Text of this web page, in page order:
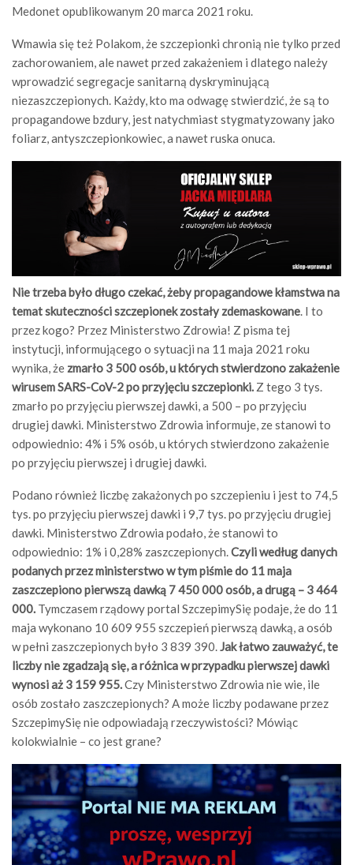
Medonet opublikowanym 20 marca 2021 roku.
Wmawia się też Polakom, że szczepionki chronią nie tylko przed
zachorowaniem, ale nawet przed zakażeniem i dlatego należy
wprowadzić segregacje sanitarną dyskryminującą
niezaszczepionych. Każdy, kto ma odwagę stwierdzić, że są to
propagandowe bzdury, jest natychmiast stygmatyzowany jako
foliarz, antyszczepionkowiec, a nawet ruska onuca.
Nie trzeba było długo czekać, żeby propagandowe kłamstwa na
temat skuteczności szczepionek zostały zdemaskowane. I to
przez kogo? Przez Ministerstwo Zdrowia! Z pisma tej
instytucji, informującego o sytuacji na 11 maja 2021 roku
wynika, że zmarło 3 500 osób, u których stwierdzono zakażenie
wirusem SARS-CoV-2 po przyjęciu szczepionki. Z tego 3 tys.
zmarło po przyjęciu pierwszej dawki, a 500 – po przyjęciu
drugiej dawki. Ministerstwo Zdrowia informuje, ze stanowi to
odpowiednio: 4% i 5% osób, u których stwierdzono zakażenie
po przyjęciu pierwszej i drugiej dawki.
Podano również liczbę zakażonych po szczepieniu i jest to 74,5
tys. po przyjęciu pierwszej dawki i 9,7 tys. po przyjęciu drugiej
dawki. Ministerstwo Zdrowia podało, że stanowi to
odpowiednio: 1% i 0,28% zaszczepionych.Czyli według danych
podanych przez ministerstwo w tym piśmie do 11 maja
zaszczepiono pierwszą dawką 7 450 000 osób, a drugą – 3 464
000. Tymczasem rządowy portal SzczepimySię podaje, że do 11
maja wykonano 10 609 955 szczepień pierwszą dawką, a osób
w pełni zaszczepionych było 3 839 390.Jak łatwo zauważyć, te
liczby nie zgadzają się, a różnica w przypadku pierwszej dawki
wynosi aż 3 159 955.Czy Ministerstwo Zdrowia nie wie, ile
osób zostało zaszczepionych? A może liczby podawane przez
SzczepimySię nie odpowiadają rzeczywistości? Mówiąc
kolokwialnie – co jest grane?